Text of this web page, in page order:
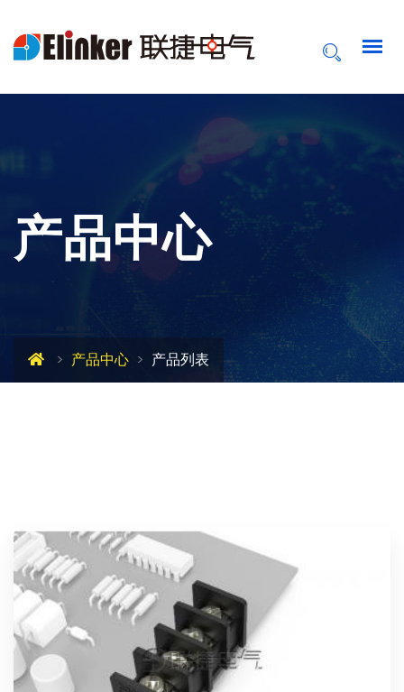
产品中心
产品中心 产品列表